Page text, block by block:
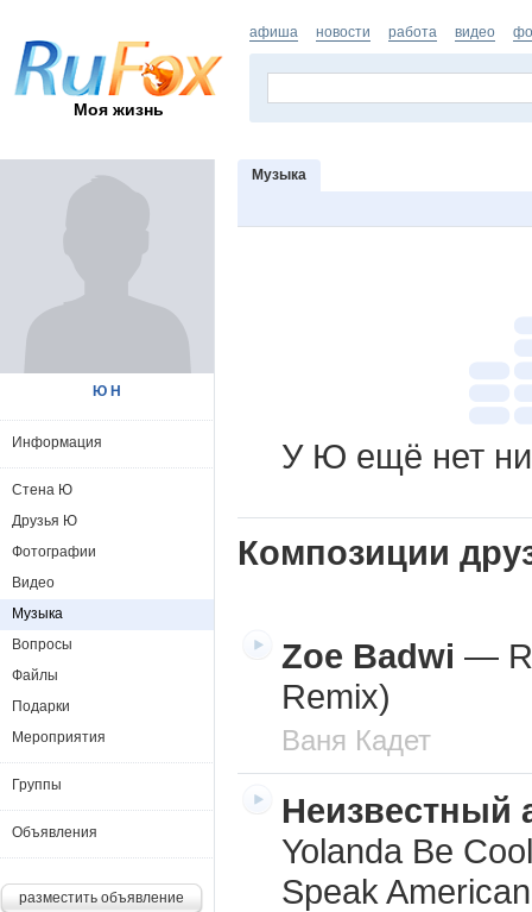
Моя жизнь
афиша новости работа видео
Музыка
У Ю ещё нет ни
Композиции
Zoe Badwi —
Remix)
Ваня Кадет
Неизвестный
Yolanda Be
Speak
Ю Н
Информация
Стена Ю
Друзья Ю
Фотографии
Видео
Музыка
Вопросы
Файлы
Подарки
Мероприятия
Группы
Объявления
разместить объявление